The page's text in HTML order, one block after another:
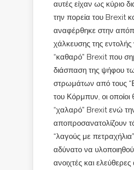
αυτές είχαν ως κύριο
την πορεία του Brexit
αναφέρθηκε στην
χάλκευσης της εντολής
“καθαρό” Brexit που
διάσπαση της ψήφου
στρωμάτων από τους
του Κόρμπυν, οι οποίοι
“χαλαρό” Brexit ενώ την
αποπροσανατολίζουν
“λαγούς με
αδύνατο να
ανοιχτές και